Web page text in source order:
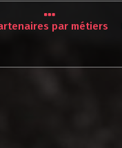
par métiers